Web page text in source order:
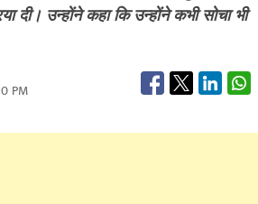
दी। उन्होंने कहा कि उन्होंने कभी सोचा भी
PM